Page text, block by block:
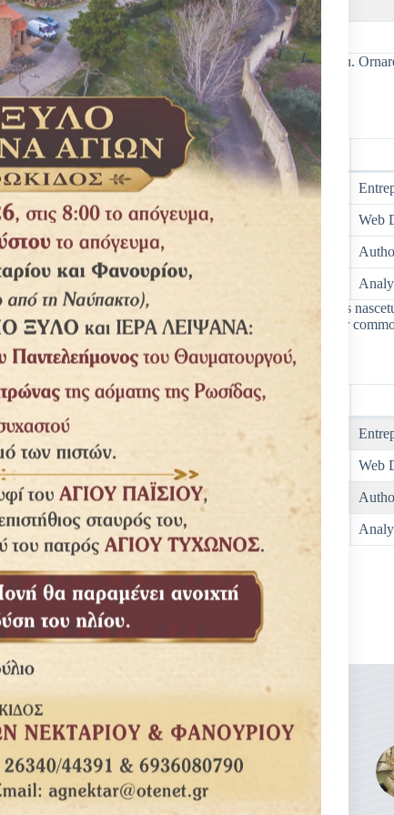
Author
Analytic
sed. Id volutpat lacus laoreet non curabitur gravida arcu.
sit amet justo donec.
Last Name
Doe
Clarck Web
Sherif
McLaren
habitasse. Varius sit amet mattis vulputate enim. Montes
natoque penatibus. Feugiat in ante metus dictum at tempor
Last Name
Doe
Web
Sherif
McLaren
τό Πάσχα
Ἰδού ἀναβαίνομεν εἰς
Ἱεροσόλυμα… ἄς
Του…